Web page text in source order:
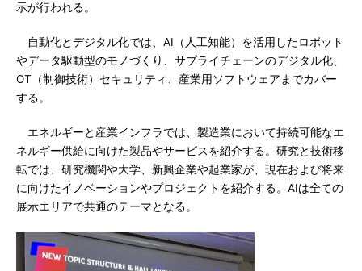
示が行われる。
自動化とデジタル化では、AI（人工知能）を活用したロボット
やデータ駆動型のモノづくり、サプライチェーンのデジタル化、
OT（制御技術）セキュリティ、産業用ソフトウェアまでカバー
する。
エネルギーと産業インフラでは、製造業において持続可能なエ
ネルギー供給に向けた製品やサービスを紹介する。研究と技術移
転では、研究機関や大学、新興企業や起業家が、現在および将来
に向けたイノベーションやプロジェクトを紹介する。AIは全ての
展示エリアで共通のテーマとなる。